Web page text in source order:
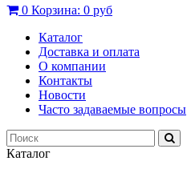
0 Корзина: 0 руб
Каталог
Доставка и оплата
О компании
Контакты
Новости
Часто задаваемые вопросы
Каталог